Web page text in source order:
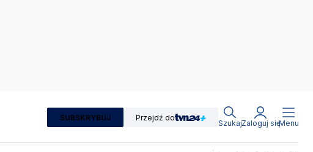
SUBSKRYBUJ Przejdź do
SzukajZaloguj sięMenu